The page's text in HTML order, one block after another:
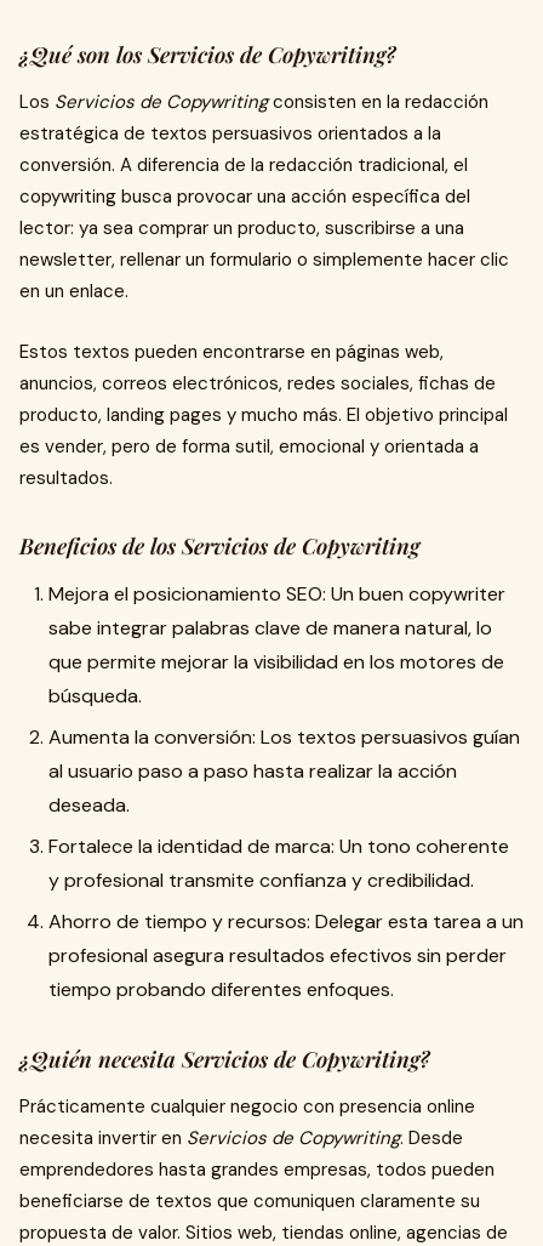
¿Qué son los Servicios de Copywriting?
Los Servicios de Copywritingconsisten en la redacción
estratégica de textos persuasivos orientados a la
conversión. A diferencia de la redacción tradicional, el
copywriting busca provocar una acción específica del
lector: ya sea comprar un producto, suscribirse a una
newsletter, rellenar un formulario o simplemente hacer clic
en un enlace.
Estos textos pueden encontrarse en páginas web,
anuncios, correos electrónicos, redes sociales, fichas de
producto, landing pages y mucho más. El objetivo principal
es vender, pero de forma sutil, emocional y orientada a
resultados.
Beneficios de los Servicios de Copywriting
Mejora el posicionamiento SEO: Un buen copywriter
sabe integrar palabras clave de manera natural, lo
que permite mejorar la visibilidad en los motores de
búsqueda.
Aumenta la conversión: Los textos persuasivos guían
al usuario paso a paso hasta realizar la acción
deseada.
Fortalece la identidad de marca: Un tono coherente
y profesional transmite confianza y credibilidad.
Ahorro de tiempo y recursos: Delegar esta tarea a un
profesional asegura resultados efectivos sin perder
tiempo probando diferentes enfoques.
¿Quién necesita Servicios de Copywriting?
Prácticamente cualquier negocio con presencia online
necesita invertir en Servicios de Copywriting. Desde
emprendedores hasta grandes empresas, todos pueden
beneficiarse de textos que comuniquen claramente su
propuesta de valor. Sitios web, tiendas online, agencias de